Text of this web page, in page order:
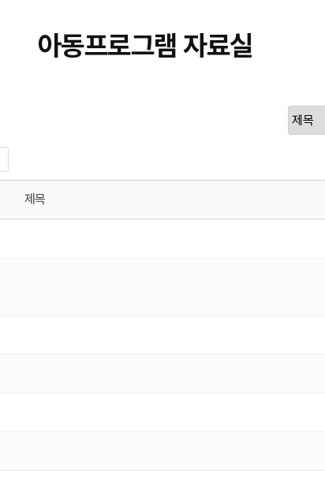
아동프로그램 자료실
제목